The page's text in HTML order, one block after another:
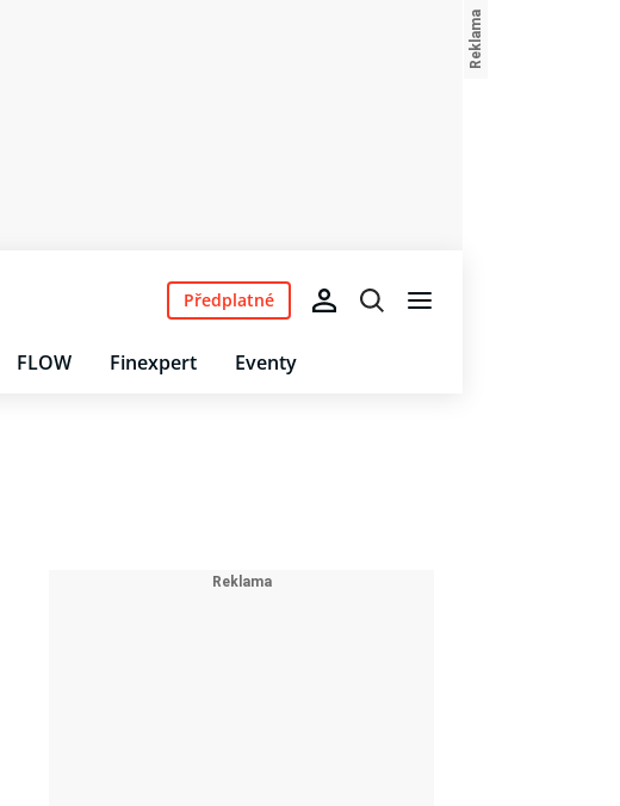
FLOW Finexpert Eventy
Předplatné